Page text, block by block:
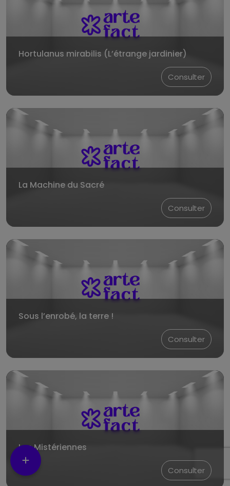
Hortulanus mirabilis (L’étrange jardinier)
Consulter
La Machine du Sacré
Consulter
Sous l’enrobé, la terre !
Consulter
Les Mistériennes
Consulter